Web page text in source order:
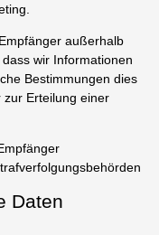
außerhalb
wir Informationen
Bestimmungen dies
Erteilung einer
Daten